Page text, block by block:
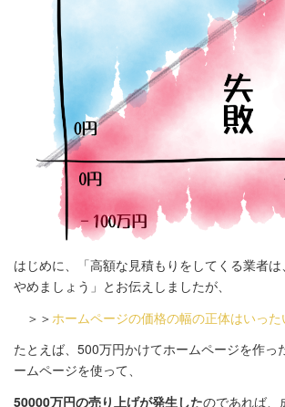
はじめに、「高額な見積もりをしてくる業者
やめましょう」とお伝えしましたが、
＞＞ ホームページの価格の幅の正体はいった
たとえば、500万円かけてホームページを作っ
ームページを使って、
50000万円の売り上げが発生したのであれば、